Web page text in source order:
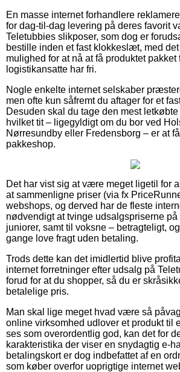
En masse internet forhandlere
for dag-til-dag levering på deres favorit
Teletubbies slikposer, som dog er
bestille inden et fast klokkeslæt, med
mulighed for at nå at få produktet pakket
logistikansatte har fri.
Nogle enkelte internet selskaber
men ofte kun såfremt du aftager for et
Desuden skal du tage den mest
hvilket tit – ligegyldigt om du bor ved
Nørresundby eller Fredensborg – er at
pakkeshop.
Det har vist sig at være meget ligetil for
at sammenligne priser (via fx
webshops, og derved har de fleste
nødvendigt at tvinge udsalgspriserne på
juniorer, samt til voksne – betragteligt,
gange love fragt uden betaling.
Trods dette kan det imidlertid blive
internet forretninger efter udsalg på
forud for at du shopper, så du er
betalelige pris.
Man skal lige meget hvad være så
online virksomhed udlover et produkt til
ses som overordentlig god, kan det for
karakteristika der viser en snydagtig e-
betalingskort er dog indbefattet af en
som køber overfor uoprigtige internet